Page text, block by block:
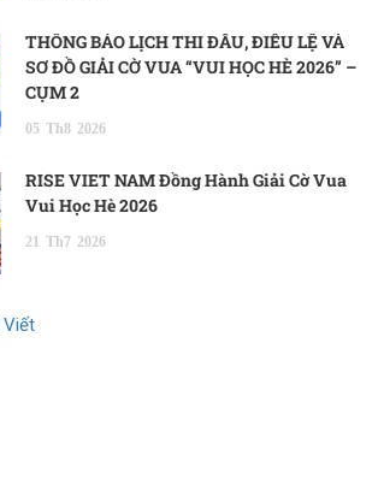
THÔNG BÁO LỊCH THI ĐẤU, ĐIỀU LỆ VÀ
SƠ ĐỒ GIẢI CỜ VUA “VUI HỌC HÈ 2026” –
CỤM 2
05 Th8 2026
RISE VIET NAM Đồng Hành Giải Cờ Vua
Vui Học Hè 2026
21 Th7 2026
Viết